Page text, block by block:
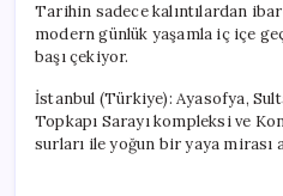
Tarihin sadece kalıntılardan
modern günlük yaşamla iç içe
başı çekiyor.
İstanbul (Türkiye): Ayasofya,
Topkapı Sarayı kompleksi ve
surları ile yoğun bir yaya mirası